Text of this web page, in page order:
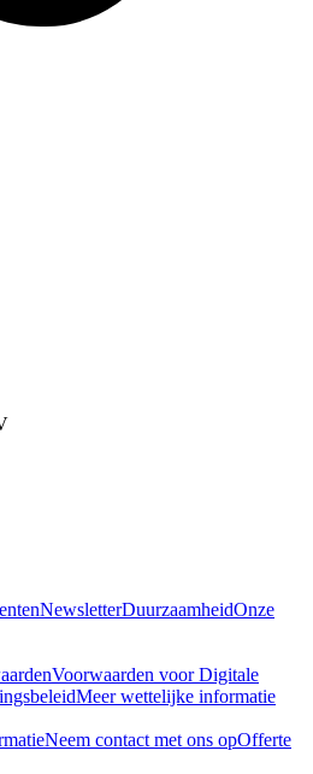
NewsletterDuurzaamheidOnze
Voorwaarden voor Digitale
Meer wettelijke informatie
Neem contact met ons opOfferte